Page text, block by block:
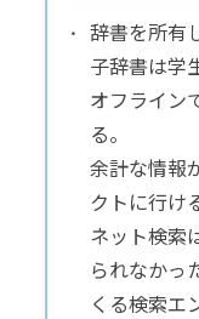
辞書を所有
子辞書は学
オフライン
る。
余計な情報
クトに行け
ネット検索
られなかっ
くる検索エ